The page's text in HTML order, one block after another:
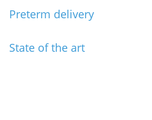
Preterm delivery
State of the art